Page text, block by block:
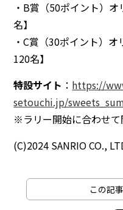
・B賞（50ポイント）
名】
・C賞（30ポイント）
120名】
特設サイト ： https://
setouchi.jp/
※ラリー開始に合わせて
(C)2024 SANRIO CO.,
この記